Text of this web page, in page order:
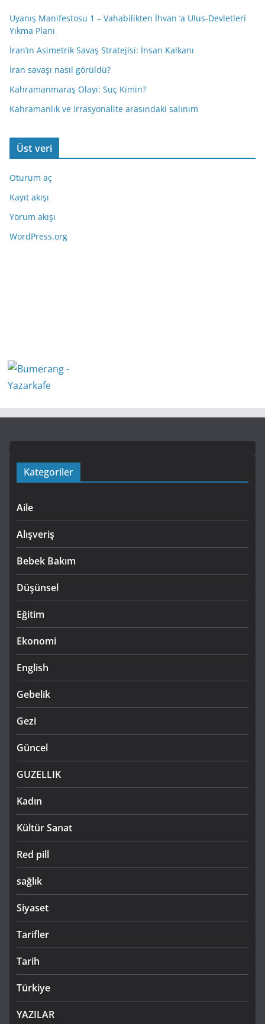
Uyanış Manifestosu 1 – Vahabilikten İhvan ‘a Ulus-Devletleri
Yıkma Planı
İran’ın Asimetrik Savaş Stratejisi: İnsan Kalkanı
İran savaşı nasıl görüldü?
Kahramanmaraş Olayı: Suç Kimin?
Kahramanlık ve irrasyonalite arasındaki salınım
Üst veri
Oturum aç
Kayıt akışı
Yorum akışı
WordPress.org
Kategoriler
Aile
Alışveriş
Bebek Bakım
Düşünsel
Eğitim
Ekonomi
English
Gebelik
Gezi
Güncel
GUZELLIK
Kadın
Kültür Sanat
Red pill
sağlık
Siyaset
Tarifler
Tarih
Türkiye
YAZILAR